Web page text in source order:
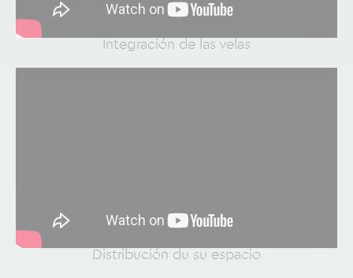
Integración de las velas
Distribución du su espacio